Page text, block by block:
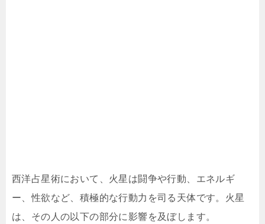
西洋占星術において、火星は闘争や行動、エネルギ
ー、性欲など、積極的な行動力を司る天体です。火星
は、その人の以下の部分に影響を及ぼします。